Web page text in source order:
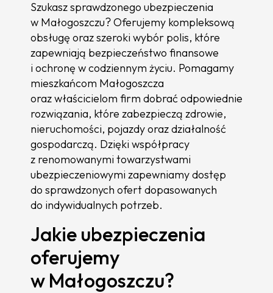
Szukasz sprawdzonego ubezpieczenia
w Małogoszczu? Oferujemy kompleksową
obsługę oraz szeroki wybór polis, które
zapewniają bezpieczeństwo finansowe
i ochronę w codziennym życiu. Pomagamy
mieszkańcom Małogoszcza
oraz właścicielom firm dobrać odpowiednie
rozwiązania, które zabezpieczą zdrowie,
nieruchomości, pojazdy oraz działalność
gospodarczą. Dzięki współpracy
z renomowanymi towarzystwami
ubezpieczeniowymi zapewniamy dostęp
do sprawdzonych ofert dopasowanych
do indywidualnych potrzeb.
Jakie ubezpieczenia
oferujemy
w Małogoszczu?